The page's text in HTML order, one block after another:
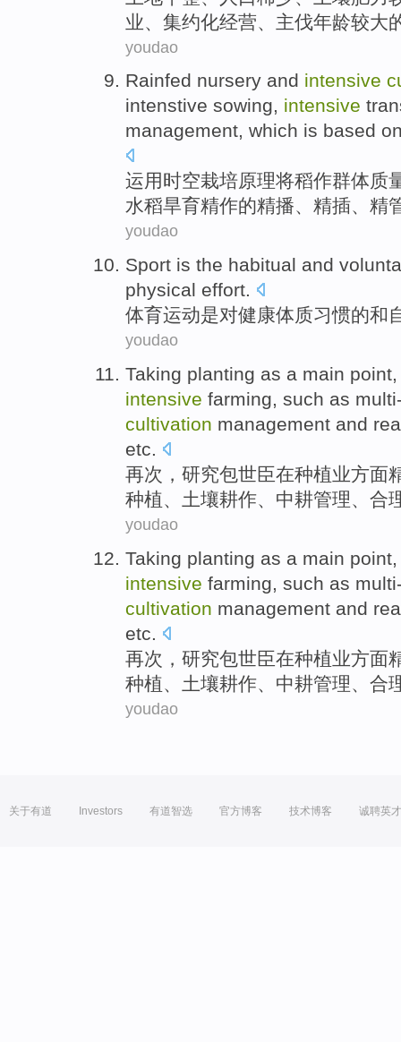
业、 集约化经营 主伐年龄较大
youdao
Rainfed nursery and intensive
intenstive sowing, intensive
management, which is based
运用时空栽培原理将稻作群体质
水稻旱育精作的精播、精插、精
youdao
Sport is the habitual and
physical effort.
体育运动是对健康体质习惯的和
youdao
Taking planting as a main
intensive farming, such as
cultivation management and
etc.
再次， 研究包世臣在种植业方面
种植、 土壤耕作、 中耕管理、 合
youdao
Taking planting as a main
intensive farming, such as
cultivation management and
etc.
再次， 研究包世臣在种植业方面
种植、 土壤耕作、 中耕管理、 合
youdao
关于有道 Investors 有道智选 官方博客 技术博客 诚聘英才